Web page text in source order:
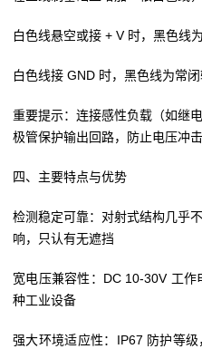
白色线悬空或接 + V 时，黑色线
白色线接 GND 时，黑色线为常
重要提示：连接感性负载（如继
极管保护输出回路，防止电压冲击
四、主要特点与优势
检测稳定可靠：对射式结构几乎
响，只认有无遮挡
宽电压兼容性：DC 10-30V 工
种工业设备
强大环境适应性：IP67 防护等